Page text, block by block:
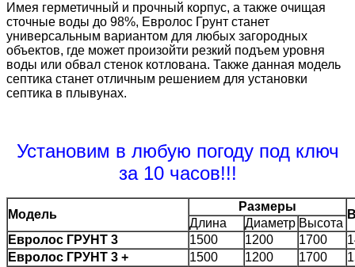
Имея герметичный и прочный корпус, а также очищая
сточные воды до 98%, Евролос Грунт станет
универсальным вариантом для любых загородных
объектов, где может произойти резкий подъем уровня
воды или обвал стенок котлована. Также данная модель
септика станет отличным решением для установки
септика в плывунах.
Установим в любую погоду под ключ
за 10 часов!!!
Модель
Размеры
Длина Диаметр Высота
Евролос ГРУНТ 3
1500 1200 1700
Евролос ГРУНТ 3 +
1500 1200 1700